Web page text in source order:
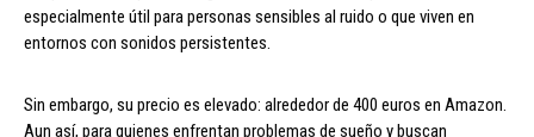
especialmente útil para personas sensibles al ruido o que viven en
entornos con sonidos persistentes.
Sin embargo, su precio es elevado: alrededor de 400 euros en Amazon.
Aun así, para quienes enfrentan problemas de sueño y buscan